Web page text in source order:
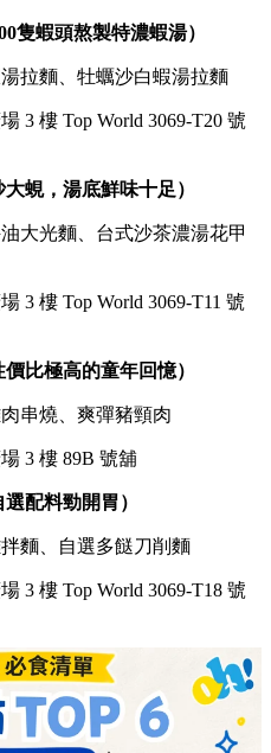
隻蝦頭熬製特濃蝦湯）
拉麵、牡蠣沙白蝦湯拉麵
3 樓 Top World 3069-T20 號
蜆，湯底鮮味十足）
大光麵、台式沙茶濃湯花甲
3 樓 Top World 3069-T11 號
比極高的童年回憶）
串燒、爽彈豬頸肉
3 樓 89B 號舖
配料勁開胃）
麵、自選多餸刀削麵
3 樓 Top World 3069-T18 號